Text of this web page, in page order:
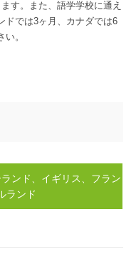
す。また、語学学校に通え
ドでは3ヶ月、カナダでは6
。
ンド、イギリス、フラン
ランド